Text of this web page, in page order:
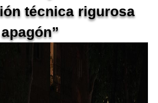
técnica rigurosa